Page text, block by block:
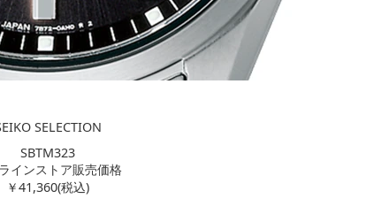
SELECTION
SBTM323
インストア販売価格
￥41,360(税込)